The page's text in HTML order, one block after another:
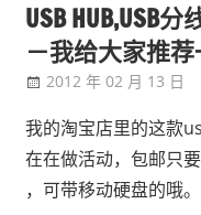
行，
总
记
不
起
来
时
USB HUB,USB
－我给大家推
2012 年 02 月 13 日
我的淘宝店里的这款
在在做活动，包邮只
，可带移动硬盘的哦。